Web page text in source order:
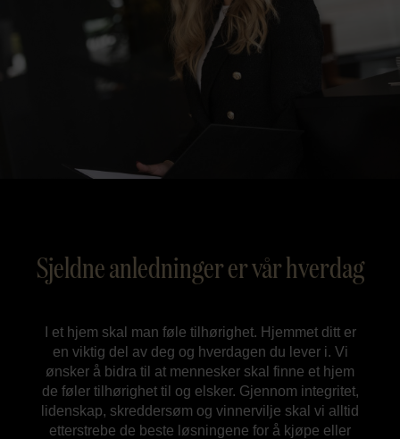
Sjeldne anledninger er vår hverdag
I et hjem skal man føle tilhørighet. Hjemmet ditt er
en viktig del av deg og hverdagen du lever i. Vi
ønsker å bidra til at mennesker skal finne et hjem
de føler tilhørighet til og elsker. Gjennom integritet,
lidenskap, skreddersøm og vinnervilje skal vi alltid
etterstrebe de beste løsningene for å kjøpe eller